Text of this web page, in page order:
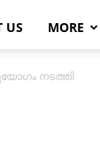
US MORE
നടത്തി